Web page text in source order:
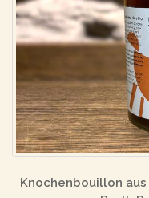
Knochenbouillon